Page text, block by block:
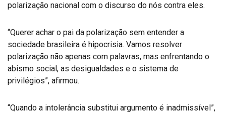
polarização nacional com o discurso do nós contra eles.
“Querer achar o pai da polarização sem entender a
sociedade brasileira é hipocrisia. Vamos resolver
polarização não apenas com palavras, mas enfrentando o
abismo social, as desigualdades e o sistema de
privilégios”, afirmou.
“Quando a intolerância substitui argumento é inadmissível”,